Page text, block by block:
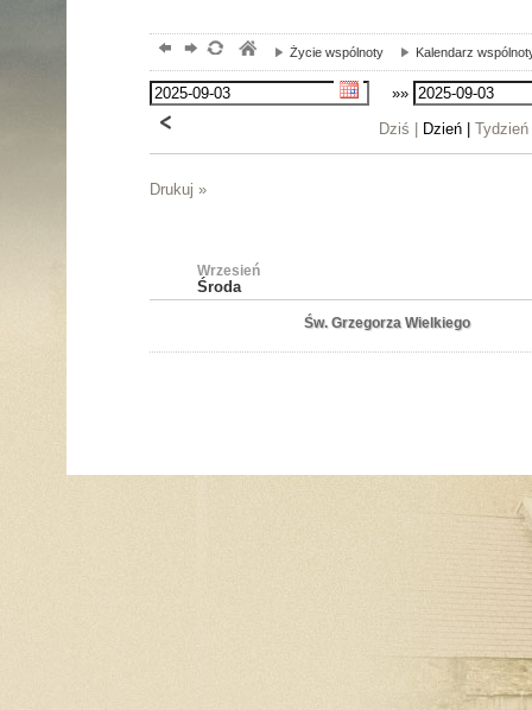
Życie wspólnoty Kalendarz
»»
Dziś |
Dzień | Tydzień
Drukuj »
Wrzesień
Środa
Św. Grzegorza Wielkiego